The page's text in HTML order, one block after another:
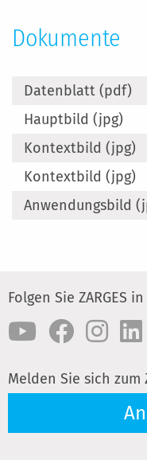
Dokumente
Datenblatt (pdf)
Hauptbild (jpg)
Kontextbild (jpg)
Kontextbild (jpg)
Anwendungsbild
Folgen Sie ZARGES
Melden Sie sich zum